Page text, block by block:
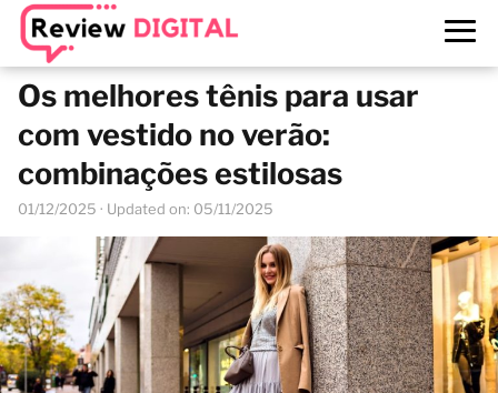
Os melhores tênis para usar
com vestido no verão:
combinações estilosas
01/12/2025 · Updated on: 05/11/2025